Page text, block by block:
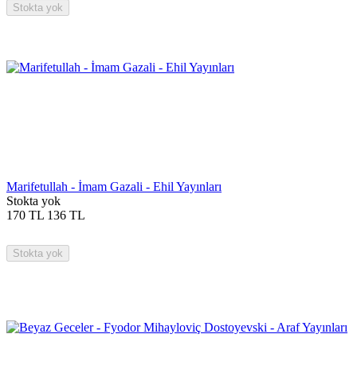
Stokta yok
Marifetullah - İmam Gazali - Ehil Yayınları
Stokta yok
170 TL 136 TL
Stokta yok